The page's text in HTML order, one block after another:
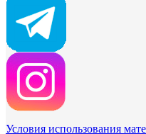
Условия использования